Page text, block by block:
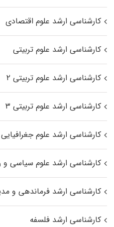
کارشناسی ارشد علوم اقتصادی
کارشناسی ارشد علوم تربیتی
کارشناسی ارشد علوم تربیتی ۲
کارشناسی ارشد علوم تربیتی ۳
کارشناسی ارشد علوم جغرافیایی
کارشناسی ارشد علوم سیاسی و
کارشناسی ارشد فرماندهی و
کارشناسی ارشد فلسفه